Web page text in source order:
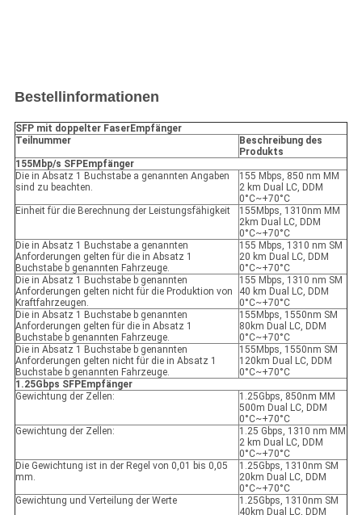
Bestellinformationen
SFP mit doppelter FaserEmpfänger
Teilnummer
Beschreibung des
Produkts
155Mbp/s SFPEmpfänger
Die in Absatz 1 Buchstabe a genannten Angaben
sind zu beachten.
155 Mbps, 850 nm MM
2 km Dual LC, DDM
0°C~+70°C
Einheit für die Berechnung der Leistungsfähigkeit
155Mbps, 1310nm MM
2km Dual LC, DDM
0°C~+70°C
Die in Absatz 1 Buchstabe a genannten
Anforderungen gelten für die in Absatz 1
Buchstabe b genannten Fahrzeuge.
155 Mbps, 1310 nm SM
20 km Dual LC, DDM
0°C~+70°C
Die in Absatz 1 Buchstabe b genannten
Anforderungen gelten nicht für die Produktion von
Kraftfahrzeugen.
155 Mbps, 1310 nm SM
40 km Dual LC, DDM
0°C~+70°C
Die in Absatz 1 Buchstabe b genannten
Anforderungen gelten für die in Absatz 1
Buchstabe b genannten Fahrzeuge.
155Mbps, 1550nm SM
80km Dual LC, DDM
0°C~+70°C
Die in Absatz 1 Buchstabe b genannten
Anforderungen gelten nicht für die in Absatz 1
Buchstabe b genannten Fahrzeuge.
155Mbps, 1550nm SM
120km Dual LC, DDM
0°C~+70°C
1.25Gbps SFPEmpfänger
Gewichtung der Zellen:
1.25Gbps, 850nm MM
500m Dual LC, DDM
0°C~+70°C
Gewichtung der Zellen:
1.25 Gbps, 1310 nm MM
2 km Dual LC, DDM
0°C~+70°C
Die Gewichtung ist in der Regel von 0,01 bis 0,05
mm.
1.25Gbps, 1310nm SM
20km Dual LC, DDM
0°C~+70°C
Gewichtung und Verteilung der Werte
1.25Gbps, 1310nm SM
40km Dual LC, DDM